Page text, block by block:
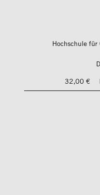
Hochschule für
32,00 €